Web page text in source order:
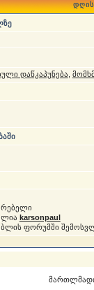
დღის
დაწკაპუნება
karsonpaul
ფორუმში